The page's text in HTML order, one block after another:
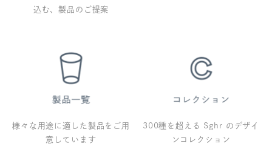
込む、製品のご提案
様々な用途に適した製品をご用
意しています
300種を超える Sghr のデザイ
ンコレクション